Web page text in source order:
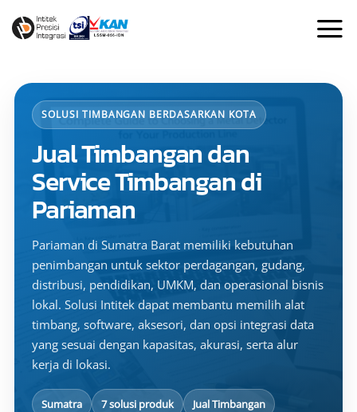
SOLUSI TIMBANGAN BERDASARKAN KOTA
Jual Timbangan dan
Service Timbangan di
Pariaman
Pariaman di Sumatra Barat memiliki kebutuhan
penimbangan untuk sektor perdagangan, gudang,
distribusi, pendidikan, UMKM, dan operasional bisnis
lokal. Solusi Intitek dapat membantu memilih alat
timbang, software, aksesori, dan opsi integrasi data
yang sesuai dengan kapasitas, akurasi, serta alur
kerja di lokasi.
Sumatra 7 solusi produk Jual Timbangan